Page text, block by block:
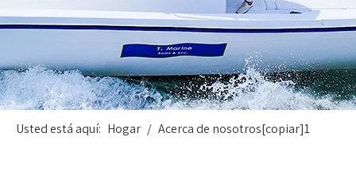
Usted está aquí: Hogar / Acerca de nosotros[copiar]1